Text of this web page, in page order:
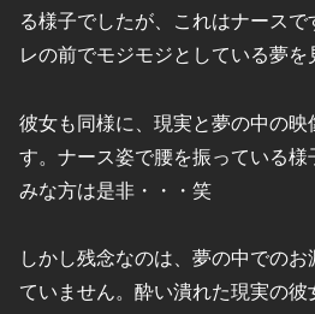
る様子でしたが、これはナースで
レの前でモジモジとしている夢を
彼女も同様に、現実と夢の中の映
す。ナース姿で腰を振っている
みな方は是非・・・笑
しかし残念なのは、夢の中での
ていません。酔い潰れた現実の